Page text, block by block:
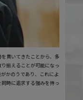
貫いてきたことから、多
揃えることが可能になっ
かのうであり、これによ
時に追求する強みを持っ